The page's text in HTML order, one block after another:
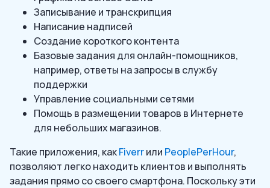
Записывание и транскрипция
Написание надписей
Создание короткого контента
Базовые задания для онлайн-помощников,
например, ответы на запросы в службу
поддержки
Управление социальными сетями
Помощь в размещении товаров в Интернете
для небольших магазинов.
Такие приложения, какFiverrили PeoplePerHour,
позволяют легко находить клиентов и выполнять
задания прямо со своего смартфона. Поскольку эти